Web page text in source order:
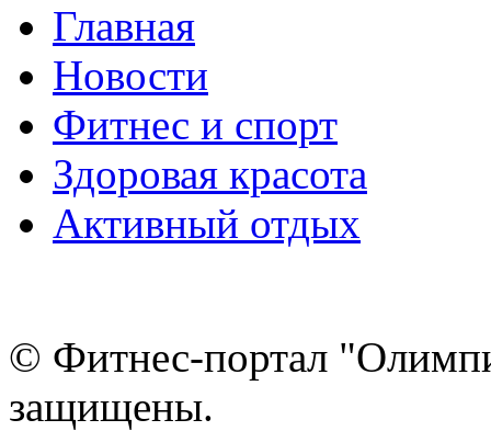
Главная
Новости
Фитнес и спорт
Здоровая красота
Активный отдых
© Фитнес-портал
защищены.